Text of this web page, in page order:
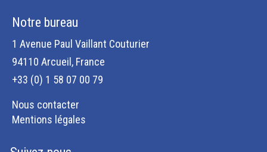
Notre bureau
1 Avenue Paul Vaillant Couturier
94110 Arcueil, France
+33 (0) 1 58 07 00 79
Nous contacter
Mentions légales